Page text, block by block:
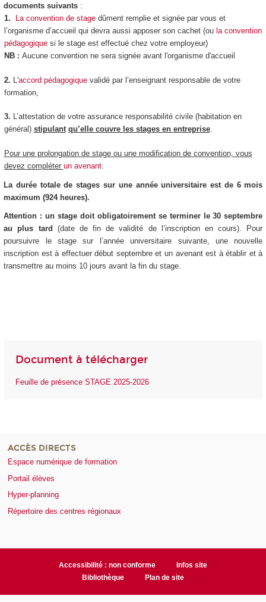
documents suivants :
1.
La convention de stage dûment remplie et signée par vous et
l’organisme d’accueil qui devra aussi apposer son cachet (ou la convention
pédagogiquesi le stage est effectué chez votre employeur)
NB : Aucune convention ne sera signée avant l'organisme d'accueil
2. L'accord pédagogique validé par l’enseignant responsable de votre
formation,
3. L’attestation de votre assurance responsabilité civile (habitation en
général) stipulant qu’elle couvre les stages en entreprise.
Pour une prolongation de stage ou une modification de convention, vous
devez compléter un avenant.
La durée totale de stages sur une année universitaire est de 6 mois
maximum (924 heures).
Attention : un stage doit obligatoirement se terminer le 30 septembre
au plus tard (date de fin de validité de l’inscription en cours). Pour
poursuivre le stage sur l’année universitaire suivante, une nouvelle
inscription est à effectuer début septembre et un avenant est à établir et à
transmettre au moins 10 jours avant la fin du stage.
Document à télécharger
Feuille de présence STAGE 2025-2026
ACCÈS DIRECTS
Espace numérique de formation
Portail élèves
Hyper-planning
Répertoire des centres régionaux
Accessibilité : non conforme
Infos site
Bibliothèque
Plan de site